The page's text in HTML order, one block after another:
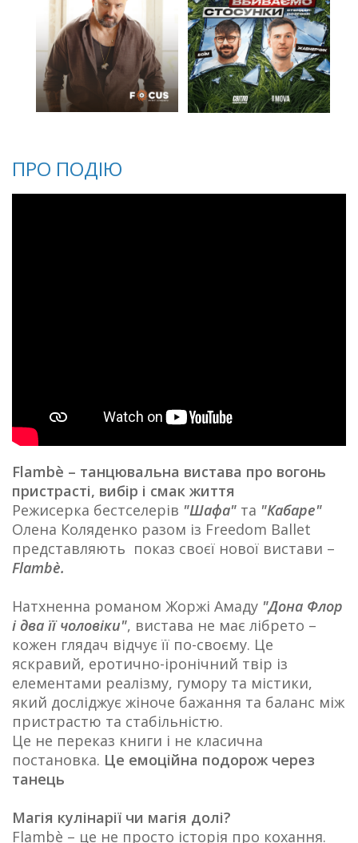
ПРО ПОДІЮ
Flambè – танцювальна вистава про вогонь
пристрасті, вибір і смак життя
Режисерка бестселерів "Шафа" та "Кабаре"
Олена Коляденко разом із Freedom Ballet
представляють показ своєї нової вистави –
Flambè.
Натхненна романом Жоржі Амаду "Дона Флор
і два її чоловіки", вистава не має лібрето –
кожен глядач відчує її по-своєму. Це
яскравий, еротично-іронічний твір із
елементами реалізму, гумору та містики,
який досліджує жіноче бажання та баланс між
пристрастю та стабільністю.
Це не переказ книги і не класична
постановка. Це емоційна подорож через
танець
Магія кулінарії чи магія долі?
Flambè – це не просто історія про кохання.